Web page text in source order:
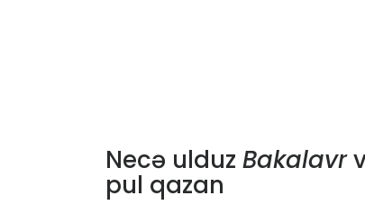
Necə ulduz Bakalavr
pul qazan